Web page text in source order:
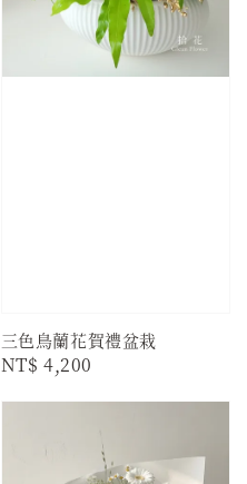
三色鳥蘭花賀禮盆栽
Regular
NT$ 4,200